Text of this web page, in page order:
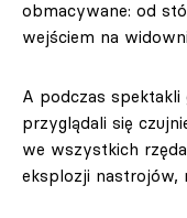
obmacywane: od
wejściem na
A podczas spektakli
przyglądali się
we wszystkich
eksplozji nastrojów,